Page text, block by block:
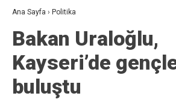
Ana Sayfa › Politika
Bakan Uraloğlu,
Kayseri’de
buluştu